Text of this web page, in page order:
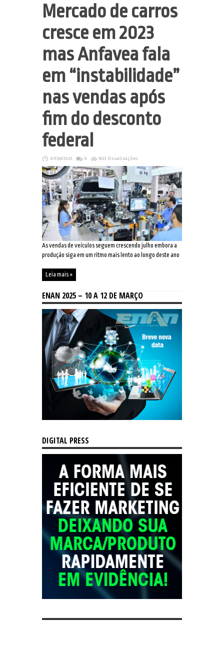
Mercado de carros
cresce em 2023
mas Anfavea fala
em “instabilidade”
nas vendas após
fim do desconto
federal
07/08/2023 0 1823 Visualizações
As vendas de veículos seguem crescendo julho embora a
produção siga em um ritmo mais lento ao longo deste ano
Leia mais »
ENAN 2025 – 10 A 12 DE MARÇO
DIGITAL PRESS